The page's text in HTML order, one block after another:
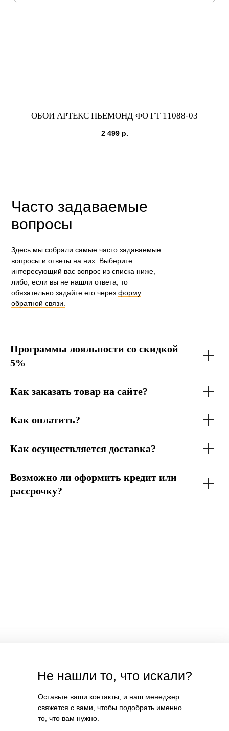
ОБОИ АРТЕКС ПЬЕМОНД ФО ГТ 11088-03
2 499 р.
Часто задаваемые
вопросы
Здесь мы собрали самые часто задаваемые
вопросы и ответы на них. Выберите
интересующий вас вопрос из списка ниже,
либо, если вы не нашли ответа, то
обязательно задайте его черезформу
обратной связи.
Программы лояльности со скидкой
5%
Как заказать товар на сайте?
Как оплатить?
Как осуществляется доставка?
Возможно ли оформить кредит или
рассрочку?
Не нашли то, что искали?
Оставьте ваши контакты, и наш менеджер
свяжется с вами, чтобы подобрать именно
то, что вам нужно.